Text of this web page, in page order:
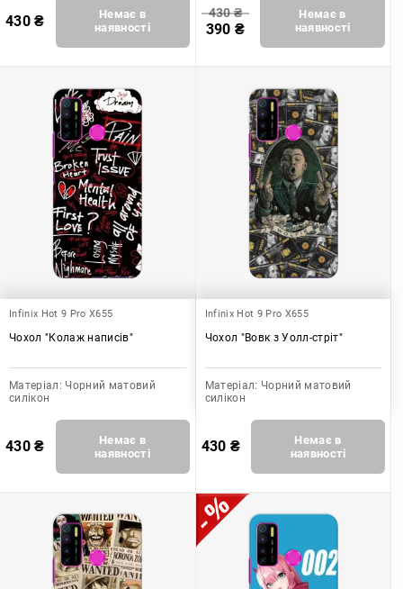
430₴
Немає в
наявності
430₴
390 ₴
Немає в
наявності
Infinix Hot 9 Pro X655
Чохол "Колаж написів"
Матеріал: Чорний матовий
силікон
430₴
Немає в
наявності
Infinix Hot 9 Pro X655
Чохол "Вовк з Уолл-стріт"
Матеріал: Чорний матовий
силікон
430 ₴
Немає в
наявності